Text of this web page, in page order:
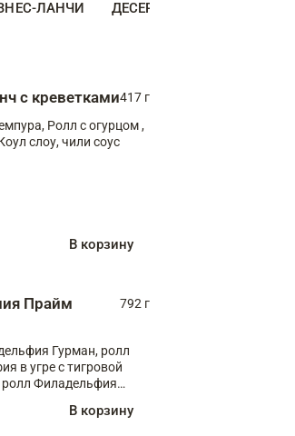
ЛАНЧИ ДЕСЕРТЫ
с креветками417 г
Ролл с огурцом ,
слоу, чили соус
В корзину
Прайм
792 г
Гурман, ролл
в угре с тигровой
ролл Филадельфия
В корзину